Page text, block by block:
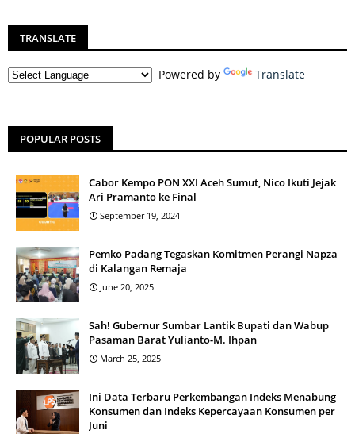
TRANSLATE
Powered by Translate
POPULAR POSTS
Cabor Kempo PON XXI Aceh Sumut, Nico Ikuti Jejak
Ari Pramanto ke Final
September 19, 2024
Pemko Padang Tegaskan Komitmen Perangi Napza
di Kalangan Remaja
June 20, 2025
Sah! Gubernur Sumbar Lantik Bupati dan Wabup
Pasaman Barat Yulianto-M. Ihpan
March 25, 2025
Ini Data Terbaru Perkembangan Indeks Menabung
Konsumen dan Indeks Kepercayaan Konsumen per
Juni